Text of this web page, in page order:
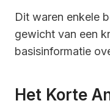
Dit waren enkele
gewicht van een
basisinformatie
Het Korte